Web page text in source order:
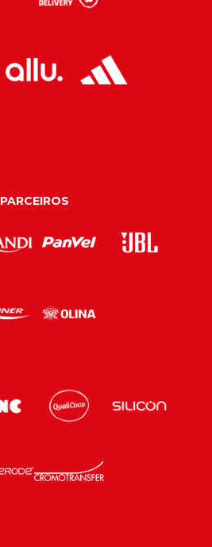
PARCEIROS